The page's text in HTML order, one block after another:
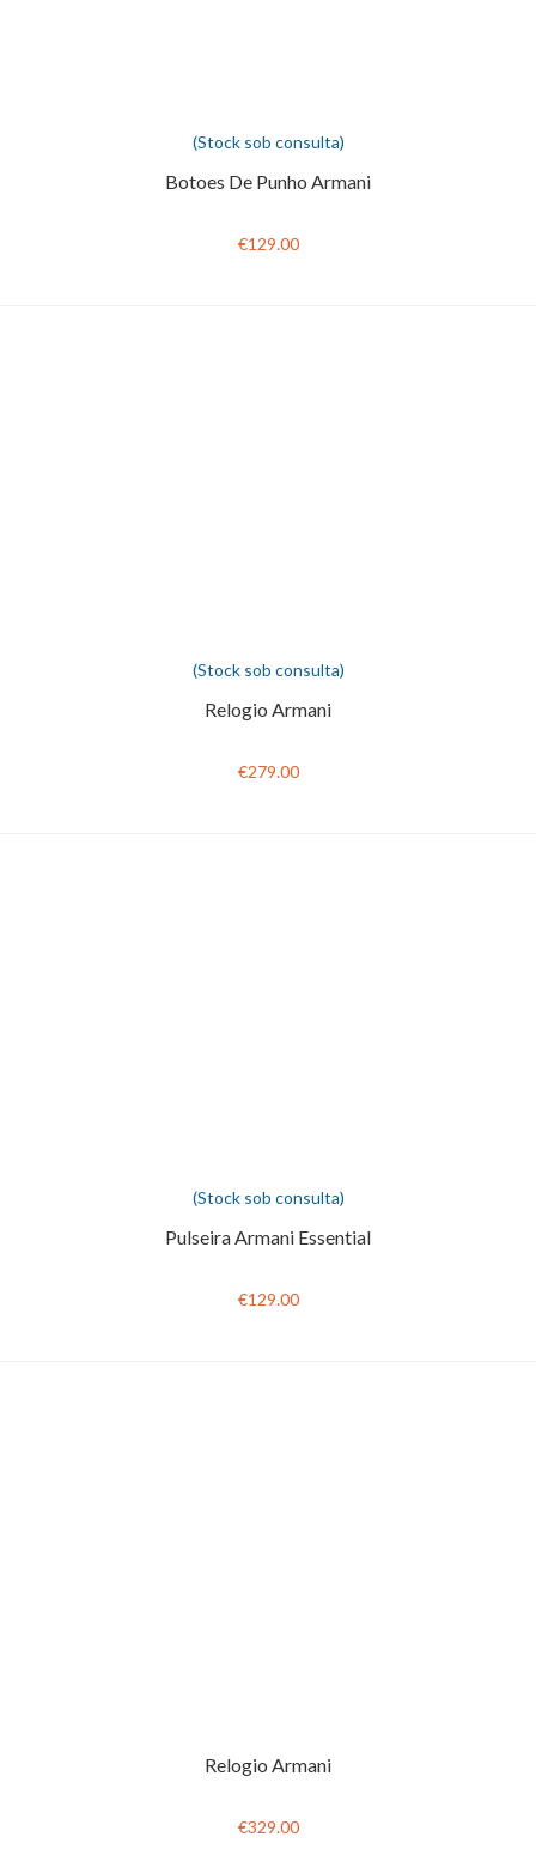
(Stock sob consulta)
Botoes De Punho Armani
€129.00
(Stock sob consulta)
Relogio Armani
€279.00
(Stock sob consulta)
Pulseira Armani Essential
€129.00
Relogio Armani
€329.00